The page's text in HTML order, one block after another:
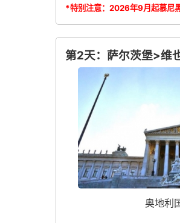
*特别注意：2026年9月起慕尼
第2天：萨尔茨堡>维
奥地利